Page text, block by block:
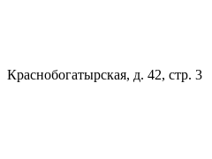
Краснобогатырская, д. 42, стр. 3